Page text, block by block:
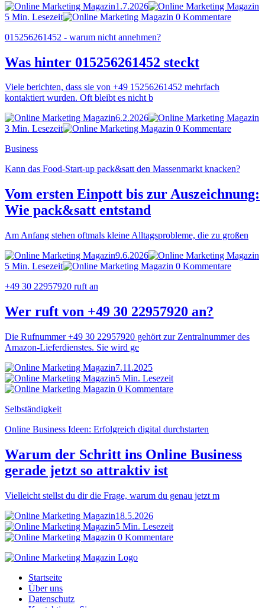
1.7.2026
5 Min. Lesezeit
0 Kommentare
015256261452 - warum nicht annehmen?
Was hinter 015256261452 steckt
Viele berichten, dass sie von +49 15256261452 mehrfach
kontaktiert wurden. Oft bleibt es nicht b
6.2.2026
3 Min. Lesezeit
0 Kommentare
Business
Kann das Food-Start-up pack&satt den Massenmarkt knacken?
Vom ersten Einpott bis zur Auszeichnung:
Wie pack&satt entstand
Am Anfang stehen oftmals kleine Alltagsprobleme, die zu großen
9.6.2026
5 Min. Lesezeit
0 Kommentare
+49 30 22957920 ruft an
Wer ruft von +49 30 22957920 an?
Die Rufnummer +49 30 22957920 gehört zur Zentralnummer des
Amazon-Lieferdienstes. Sie wird ge
7.11.2025
5 Min. Lesezeit
0 Kommentare
Selbständigkeit
Online Business Ideen: Erfolgreich digital durchstarten
Warum der Schritt ins Online Business
gerade jetzt so attraktiv ist
Vielleicht stellst du dir die Frage, warum du genau jetzt m
18.5.2026
5 Min. Lesezeit
0 Kommentare
Startseite
Über uns
Datenschutz